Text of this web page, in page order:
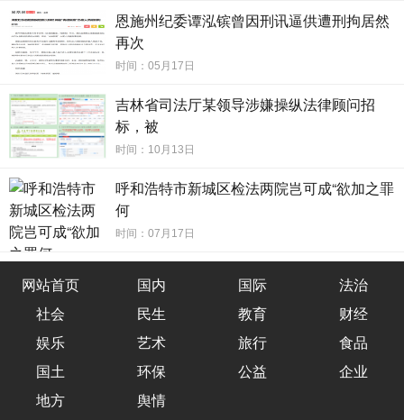
吉林省吉储橡胶厂的职工在举报信中明确指出，林松、
田大原、王哲三人之间的同行考察行为，绝非简单的业务交
流，而是“为掩盖利益输送而进行的协同行动”。他们强烈质疑
协会及王哲所在的律师事务所在争取政府法律顾问项目上提
供各种便利，涉嫌滥用职权、操纵采购、妨害公平竞争。
在林松副厅长涉嫌操纵招标事件的背后，是吉林省律师
协会会长田大原所被举报的一系列更为基础且严重的违法违
规问题。这些问题持续时间长，涉及面广，且均与林松的监
管职责密切相关。
第一宗罪：涉嫌制造虚假诉讼，公权私用侵害职工权益
2019年6月，田大原以其担任主任的吉林衡丰律师事务
所名义，与长春市宽城区发改局局长郭中凡、副局长纪勇签
订了《委托代理协议》(一份三方协议)，公然帮助宽城区的发
恩施州纪委谭泓镔曾因刑讯逼供遭刑拘居然
再次
时间：05月17日
吉林省司法厅某领导涉嫌操纵法律顾问招
标，被
时间：10月13日
呼和浩特市新城区检法两院岂可成“欲加之罪
何
时间：07月17日
网站首页 国内 国际
法治
社会
民生 教育
财经
娱乐
艺术 旅行
食品
国土
环保 公益
企业
地方
舆情